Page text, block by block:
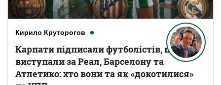
Кирило Круторогов
Карпати підписали футболістів, що
виступали за Реал, Барселону та
Атлетико: хто вони та як «докотилися»